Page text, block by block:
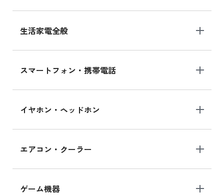
生活家電全般
スマートフォン・携帯電話
イヤホン・ヘッドホン
エアコン・クーラー
ゲーム機器